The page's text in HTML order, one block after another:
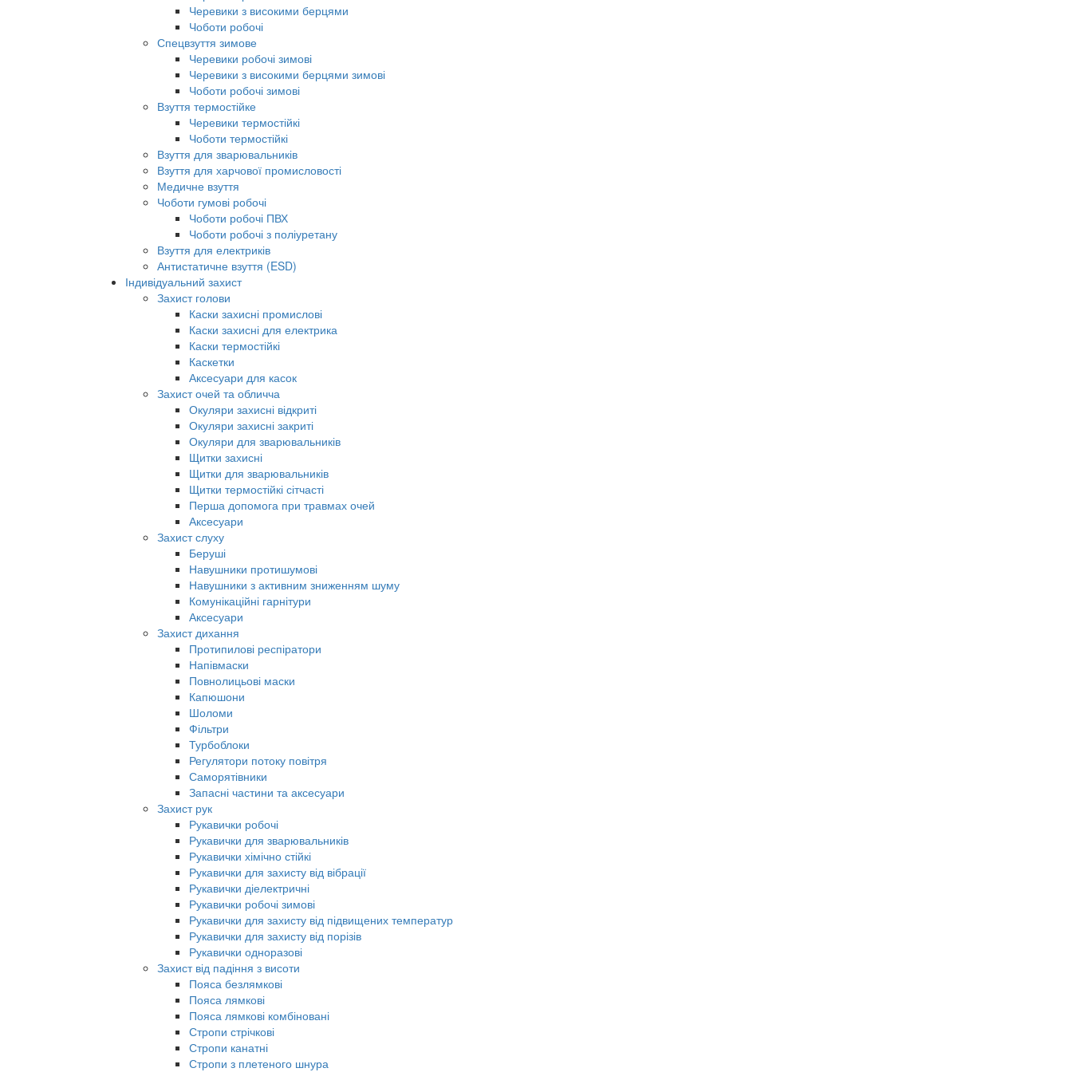
Черевики з високими берцями
Чоботи робочі
Спецвзуття зимове
Черевики робочі зимові
Черевики з високими берцями зимові
Чоботи робочі зимові
Взуття термостійке
Черевики термостійкі
Чоботи термостійкі
Взуття для зварювальників
Взуття для харчової промисловості
Медичне взуття
Чоботи гумові робочі
Чоботи робочі ПВХ
Чоботи робочі з поліуретану
Взуття для електриків
Антистатичне взуття (ESD)
Індивідуальний захист
Захист голови
Каски захисні промислові
Каски захисні для електрика
Каски термостійкі
Каскетки
Аксесуари для касок
Захист очей та обличча
Окуляри захисні відкриті
Окуляри захисні закриті
Окуляри для зварювальників
Щитки захисні
Щитки для зварювальників
Щитки термостійкі сітчасті
Перша допомога при травмах очей
Аксесуари
Захист слуху
Беруші
Навушники протишумові
Навушники з активним зниженням шуму
Комунікаційні гарнітури
Аксесуари
Захист дихання
Протипилові респіратори
Напівмаски
Повнолицьові маски
Капюшони
Шоломи
Фільтри
Турбоблоки
Регулятори потоку повітря
Саморятівники
Запасні частини та аксесуари
Захист рук
Рукавички робочі
Рукавички для зварювальників
Рукавички хімічно стійкі
Рукавички для захисту від вібрації
Рукавички діелектричні
Рукавички робочі зимові
Рукавички для захисту від підвищених температур
Рукавички для захисту від порізів
Рукавички одноразові
Захист від падіння з висоти
Пояса безлямкові
Пояса лямкові
Пояса лямкові комбіновані
Стропи стрічкові
Стропи канатні
Стропи з плетеного шнура